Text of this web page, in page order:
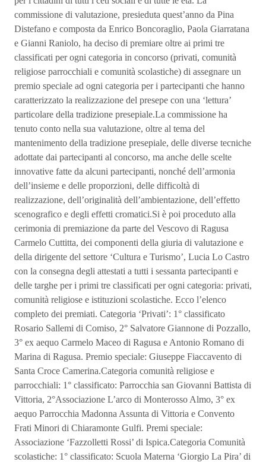
commissione di valutazione, presieduta quest’anno da Pina
Distefano e composta da Enrico Boncoraglio, Paola Giarratana
e Gianni Raniolo, ha deciso di premiare oltre ai primi tre
classificati per ogni categoria in concorso (privati, comunità
religiose parrocchiali e comunità scolastiche) di assegnare un
premio speciale ad ogni categoria per i partecipanti che hanno
caratterizzato la realizzazione del presepe con una ‘lettura’
particolare della tradizione presepiale.La commissione ha
tenuto conto nella sua valutazione, oltre al tema del
mantenimento della tradizione presepiale, delle diverse tecniche
adottate dai partecipanti al concorso, ma anche delle scelte
innovative fatte da alcuni partecipanti, nonché dell’armonia
dell’insieme e delle proporzioni, delle difficoltà di
realizzazione, dell’originalità dell’ambientazione, dell’effetto
scenografico e degli effetti cromatici.Si è poi proceduto alla
cerimonia di premiazione da parte del Vescovo di Ragusa
Carmelo Cuttitta, dei componenti della giuria di valutazione e
della dirigente del settore ‘Cultura e Turismo’, Lucia Lo Castro
con la consegna degli attestati a tutti i sessanta partecipanti e
delle targhe per i primi tre classificati per ogni categoria: privati,
comunità religiose e istituzioni scolastiche. Ecco l’elenco
completo dei premiati. Categoria ‘Privati’: 1° classificato
Rosario Sallemi di Comiso, 2° Salvatore Giannone di Pozzallo,
3° ex aequo Carmelo Maceo di Ragusa e Antonio Romano di
Marina di Ragusa. Premio speciale: Giuseppe Fiaccavento di
Santa Croce Camerina.Categoria comunità religiose e
parrocchiali: 1° classificato: Parrocchia san Giovanni Battista di
Vittoria, 2°Associazione L’arco di Monterosso Almo, 3° ex
aequo Parrocchia Madonna Assunta di Vittoria e Convento
Frati Minori di Chiaramonte Gulfi. Premi speciale:
Associazione ‘Fazzolletti Rossi’ di Ispica.Categoria Comunità
scolastiche: 1° classificato: Scuola Materna ‘Giorgio La Pira’ di